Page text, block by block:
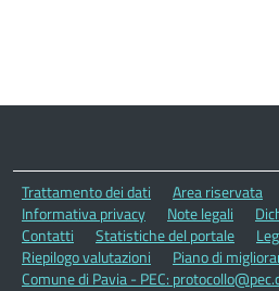
Trattamento dei dati Area riservata
Informativa privacy
Note legali
Contatti
Statistiche del portale
Riepilogo valutazioni
Piano di
Comune di Pavia - PEC: